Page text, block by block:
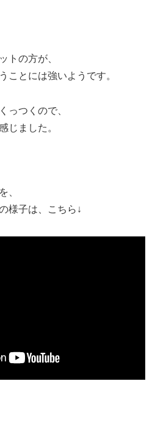
トの方が、
ことには強いようです。
っつくので、
じました。
、
様子は、こちら↓